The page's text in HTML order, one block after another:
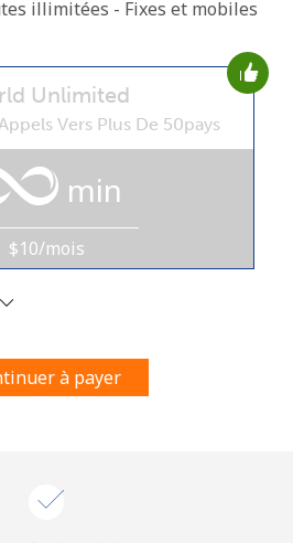
ce site, j'accepte les présentes
illimitées - Fixes et mobiles
Unlimited
Vers Plus De 50pays
min
$10/mois
à payer